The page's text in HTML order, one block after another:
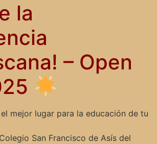
la
– Open
mejor lugar para la educación de tu
San Francisco de Asís del